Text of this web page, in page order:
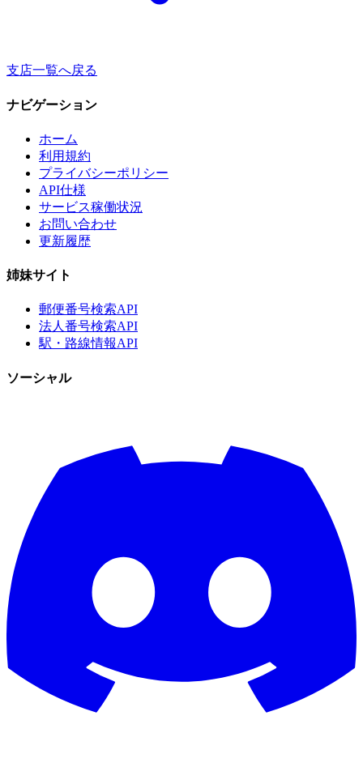
支店一覧へ戻る
ナビゲーション
ホーム
利用規約
プライバシーポリシー
API仕様
サービス稼働状況
お問い合わせ
更新履歴
姉妹サイト
郵便番号検索API
法人番号検索API
駅・路線情報API
ソーシャル